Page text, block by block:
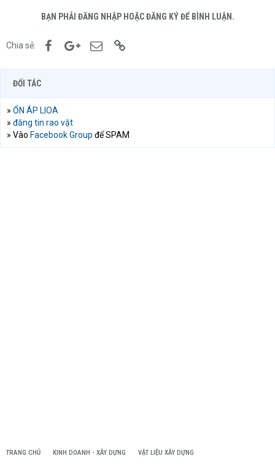
BẠN PHẢI ĐĂNG NHẬP HOẶC ĐĂNG KÝ ĐỂ BÌNH LUẬN.
Chia sẻ: FacebookGoogle+Email
ĐỐI TÁC
» ỔN ÁP LIOA
» đăng tin rao vặt
» Vào Facebook Group để SPAM
TRANG CHỦ KINH DOANH - XÂY DỰNG VẬT LIỆU XÂY DỰNG